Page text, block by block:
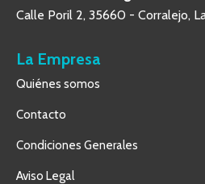
Calle Poril 2, 35660 - Corralejo,
La Empresa
Quiénes somos
Contacto
Condiciones Generales
Aviso Legal